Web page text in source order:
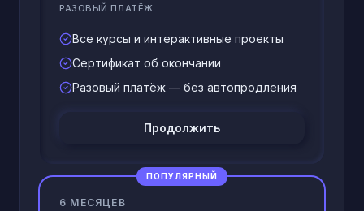
РАЗОВЫЙ ПЛАТЁЖ
Все курсы и интерактивные проекты
Сертификат об окончании
Разовый платёж — без автопродления
Продолжить
ПОПУЛЯРНЫЙ
6 МЕСЯЦЕВ